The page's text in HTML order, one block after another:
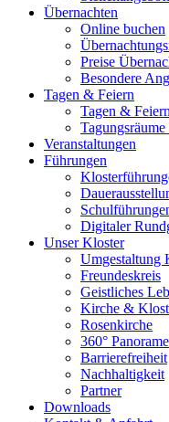
Übernachten
Online buchen
Preise
Besondere
Tagen & Feiern
Tagen & Feiern
Veranstaltungen
Führungen
Digitaler
Unser Kloster
Umgestaltung
Freundeskreis
Geistliches
Kirche &
Rosenkirche
360°
Barrierefreiheit
Nachhaltigkeit
Partner
Downloads